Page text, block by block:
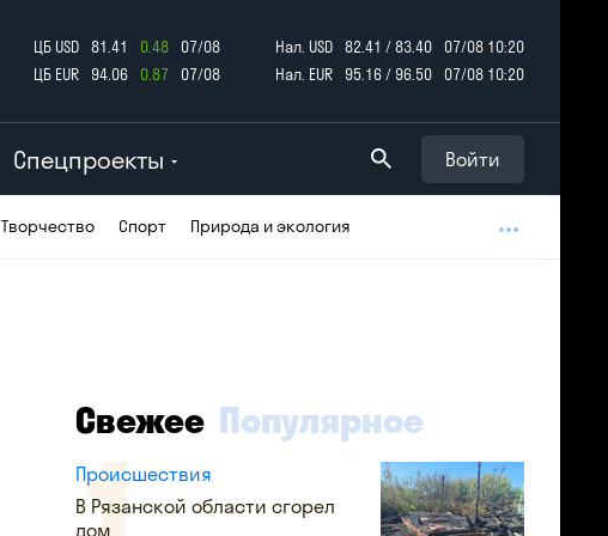
ЦБ USD 81.41 0.48
07/08
ЦБ EUR
94.06 0.87 07/08
Нал. USD 82.41 / 83.40
07/08 10:20
Нал. EUR
95.16 / 96.50 07/08 10:20
Спецпроекты Войти
Творчество Спорт Природа и экология
Свежее Популярное
Происшествия
В Рязанской области сгорел
дом